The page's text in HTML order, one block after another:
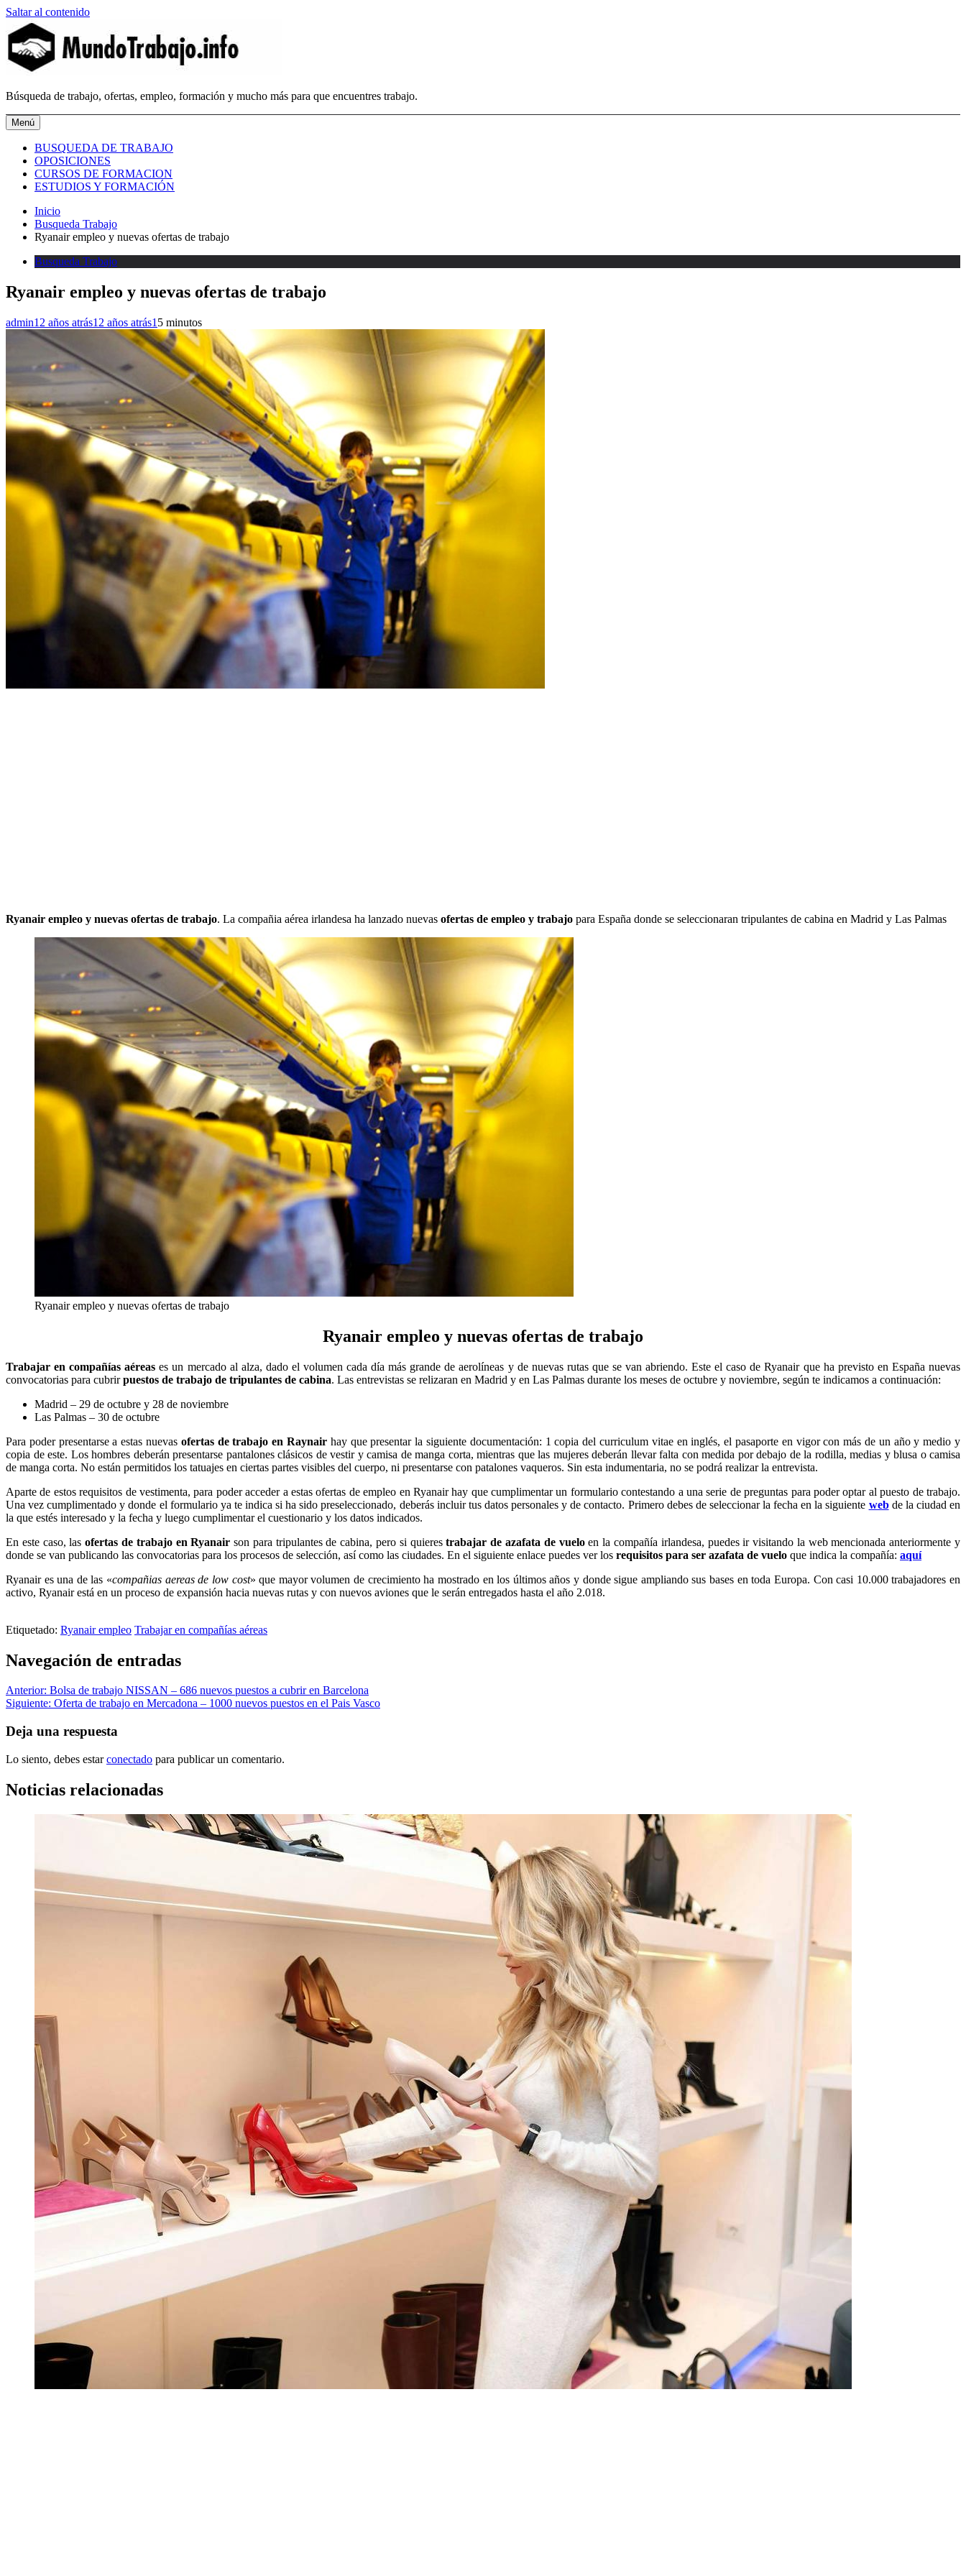
Saltar al contenido
MundoTrabajo.info
Búsqueda de trabajo, ofertas, empleo, formación y mucho más para que encuentres trabajo.
Menú
BUSQUEDA DE TRABAJO
OPOSICIONES
CURSOS DE FORMACION
ESTUDIOS Y FORMACIÓN
Inicio
Busqueda Trabajo
Ryanair empleo y nuevas ofertas de trabajo
Busqueda Trabajo
Ryanair empleo y nuevas ofertas de trabajo
admin12 años atrás12 años atrás1 5 minutos
Ryanair empleo y nuevas ofertas de trabajo. La compañia aérea irlandesa ha lanzado nuevas ofertas de empleo y trabajo para España donde se seleccionaran tripulantes de cabina en Madrid y Las Palmas
Ryanair empleo y nuevas ofertas de trabajo
Ryanair empleo y nuevas ofertas de trabajo
Trabajar en compañías aéreas es un mercado al alza, dado el volumen cada día más grande de aerolíneas y de nuevas rutas que se van abriendo. Este el caso de Ryanair que ha previsto en España nuevas
convocatorias para cubrirpuestos de trabajo de tripulantes de cabina. Las entrevistas se relizaran en Madrid y en Las Palmas durante los meses de octubre y noviembre, según te indicamos a continuación:
Madrid – 29 de octubre y 28 de noviembre
Las Palmas – 30 de octubre
Para poder presentarse a estas nuevas ofertas de trabajo en Raynair hay que presentar la siguiente documentación: 1 copia del curriculum vitae en inglés, el pasaporte en vigor con más de un año y medio y
copia de este. Los hombres deberán presentarse pantalones clásicos de vestir y camisa de manga corta, mientras que las mujeres deberán llevar falta con medida por debajo de la rodilla, medias y blusa o camisa
de manga corta. No están permitidos los tatuajes en ciertas partes visibles del cuerpo, ni presentarse con patalones vaqueros. Sin esta indumentaria, no se podrá realizar la entrevista.
Aparte de estos requisitos de vestimenta, para poder acceder a estas ofertas de empleo en Ryanair hay que cumplimentar un formulario contestando a una serie de preguntas para poder optar al puesto de trabajo.
Una vez cumplimentado y donde el formulario ya te indica si ha sido preseleccionado, deberás incluir tus datos personales y de contacto. Primero debes de seleccionar la fecha en la siguiente webde la ciudad en
la que estés interesado y la fecha y luego cumplimentar el cuestionario y los datos indicados.
En este caso, lasofertas de trabajo en Ryanair son para tripulantes de cabina, pero si quierestrabajar de azafata de vueloen la compañía irlandesa, puedes ir visitando la web mencionada anteriormente y
donde se van publicando las convocatorias para los procesos de selección, así como las ciudades. En el siguiente enlace puedes ver los requisitos para ser azafata de vuelo que indica la compañía: aquí
Ryanair es una de las «compañias aereas de low cost» que mayor volumen de crecimiento ha mostrado en los últimos años y donde sigue ampliando sus bases en toda Europa. Con casi 10.000 trabajadores en
activo, Ryanair está en un proceso de expansión hacia nuevas rutas y con nuevos aviones que le serán entregados hasta el año 2.018.
Etiquetado: Ryanair empleo Trabajar en compañías aéreas
Navegación de entradas
Anterior: Bolsa de trabajo NISSAN – 686 nuevos puestos a cubrir en Barcelona
Siguiente: Oferta de trabajo en Mercadona – 1000 nuevos puestos en el Pais Vasco
Deja una respuesta
Lo siento, debes estarconectado para publicar un comentario.
Noticias relacionadas